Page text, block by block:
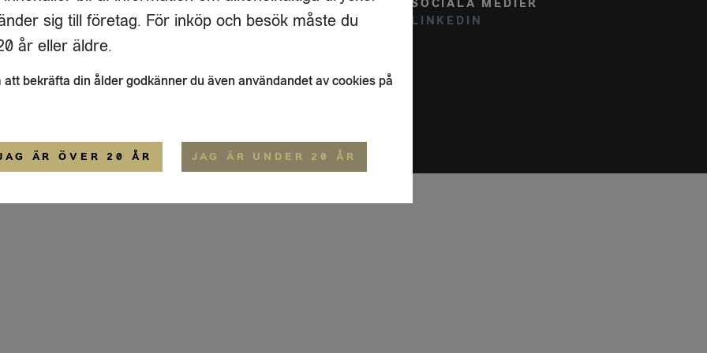
17 A
STOCKHOLM
FLAIVY
OM OSS
SOCIALA MEDIER
LINKEDIN
ALLMÄNNA VILLKOR
sig till företag. För inköp och besök måste du
år eller äldre.
att bekräfta din ålder godkänner du även användandet av cookies på
ÄR ÖVER 20 ÅR JAG ÄR UNDER 20 ÅR